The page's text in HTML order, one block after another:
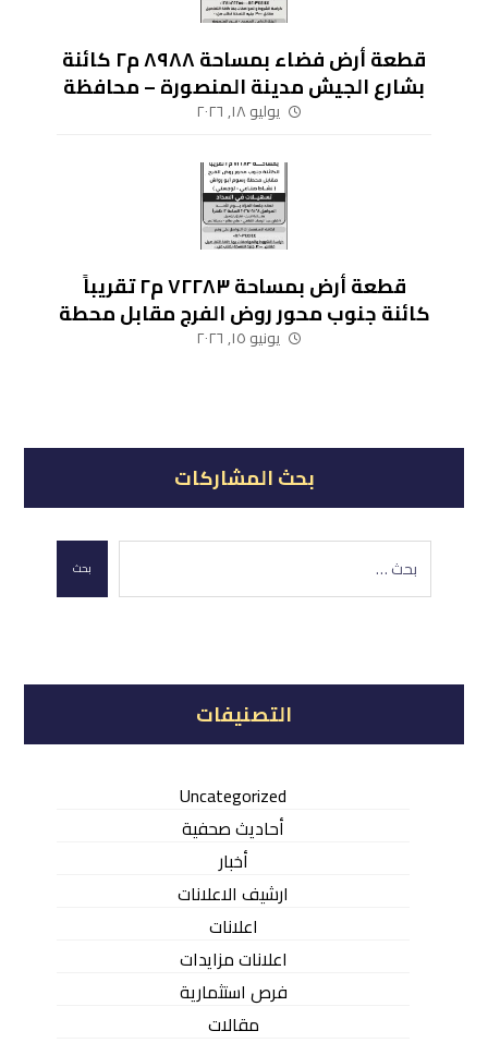
قطعة أرض فضاء بمساحة ٨٩٨٨ م٢ كائنة
بشارع الجيش مدينة المنصورة – محافظة
الدقهلية
يوليو ١٨, ٢٠٢٦
قطعة أرض بمساحة ٧٢٢٨٣ م٢ تقريباً
كائنة جنوب محور روض الفرج مقابل محطة
رسوم أبو رواش (نشاط صناعي – لوجيستي)
يونيو ١٥, ٢٠٢٦
بحث المشاركات
بحث
التصنيفات
Uncategorized
أحاديث صحفية
أخبار
ارشيف الاعلانات
اعلانات
اعلانات مزايدات
فرص استثمارية
مقالات